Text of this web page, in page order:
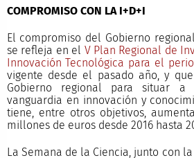
COMPROMISO CON LA I+D+I
El compromiso del Gobierno
se refleja en el V Plan Regional de
Innovación Tecnológica para el
vigente desde el pasado año, y
Gobierno regional para situar
vanguardia en innovación y
tiene, entre otros objetivos,
millones de euros desde 2016 hasta
La Semana de la Ciencia, junto con la